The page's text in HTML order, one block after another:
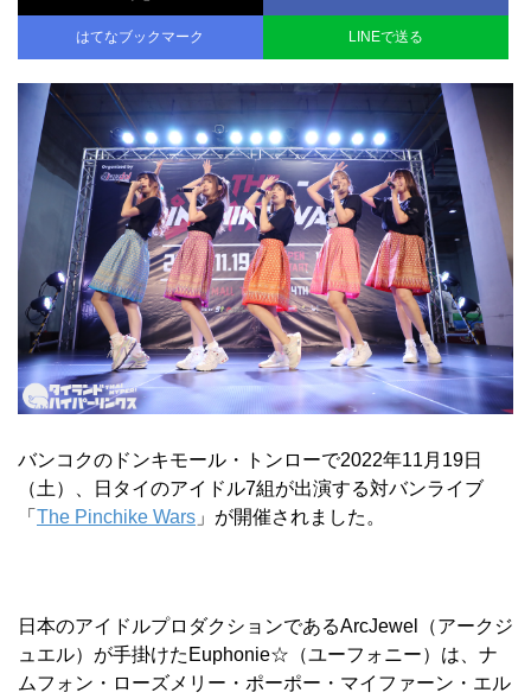
はてなブックマーク LINEで送る
バンコクのドンキモール・トンローで2022年11月19日
（土）、日タイのアイドル7組が出演する対バンライブ
「 The Pinchike Wars 」が開催されました。
日本のアイドルプロダクションであるArcJewel（アークジ
ュエル）が手掛けたEuphonie☆（ユーフォニー）は、ナ
ムフォン・ローズメリー・ポーポー・マイファーン・エル